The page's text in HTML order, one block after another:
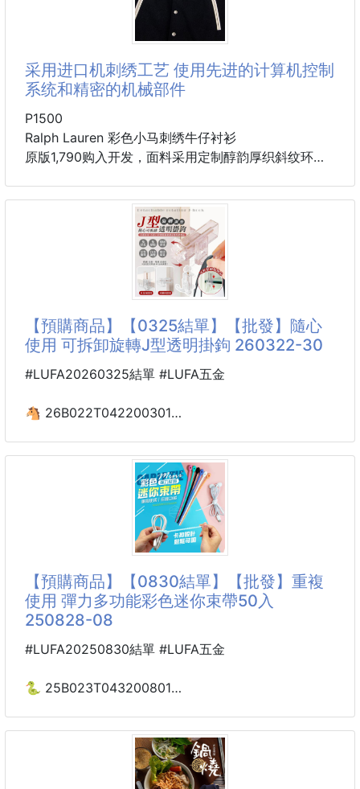
📦冰箱整齊收納不再是夢！
采用进口机刺绣工艺 使用先进的计算机控制
系统和精密的机械部件
P1500
Ralph Lauren 彩色小马刺绣牛仔衬衫
原版1,790购入开发，面料采用定制醇韵厚织斜纹环纱
足 带着自由与活力的气息 纯粹与灵动的色彩交响 尖领
与门襟的解构诗学 营造慵懒的法式氛围 连走路都带着
被设计过的从容感，采用进口机刺绣工艺 使用先进的
计算机控制系统和精密的机械部件 实现彩色小马刺绣
效果 再通过磨砂技术 制造出独有纹理图案 做工极其复
杂 耗时，采用洗水炒色工艺 优先
【預購商品】【0325結單】【批發】隨心
使用 可拆卸旋轉J型透明掛鉤 260322-30
#LUFA20260325結單 #LUFA五金
🐴 26B022T042200301
免打孔💯免黏貼💯穩固承重💯
輕鬆就能固定使用👌
小小掛鉤，讓收納更有秩序🏡
🪝橫掛｜直掛雙模式使用
依照空間需求自由調整
靈活運用各種收納場景✨
浴室/廚房/櫥櫃/衣櫃通通都能掛👍
🔧旋轉鎖緊設計｜穩固不掉落
【預購商品】【0830結單】【批發】重複
使用 彈力多功能彩色迷你束帶50入
250828-08
#LUFA20250830結單 #LUFA五金
🐍 25B023T043200801